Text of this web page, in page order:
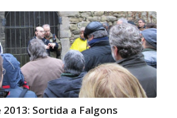
2013: Sortida a Falgons